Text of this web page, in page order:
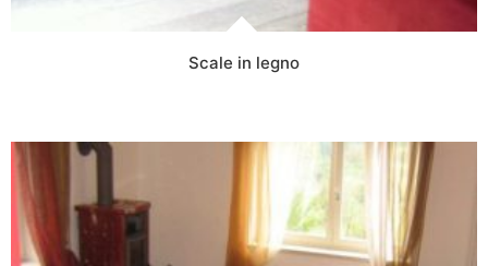
Scale in legno